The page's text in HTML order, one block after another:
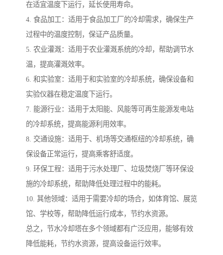
在适宜温度下运行，延长使用寿命。
4. 食品加工：适用于食品加工厂的冷却需求，确保生产
过程中的温度控制，保证产品质量。
5. 农业灌溉：适用于农业灌溉系统的冷却，帮助调节水
温，提高灌溉效率。
6. 和实验室：适用于和实验室的冷却系统，确保设备和
实验仪器在稳定温度下运行。
7. 能源行业：适用于太阳能、风能等可再生能源发电站
的冷却系统，提高能源利用效率。
8. 交通设施：适用于、机场等交通枢纽的冷却系统，确
保设备正常运行，提高乘客舒适度。
9. 环保工程：适用于污水处理厂、垃圾焚烧厂等环保设
施的冷却系统，帮助降低处理过程中的能耗。
10. 其他领域：适用于需要冷却的场合，如体育馆、展览
馆、学校等，帮助降低运行成本，节约水资源。
总之，节水冷却塔在多个领域都有广泛应用，能够有效
降低能耗，节约水资源，提高设备运行效率。